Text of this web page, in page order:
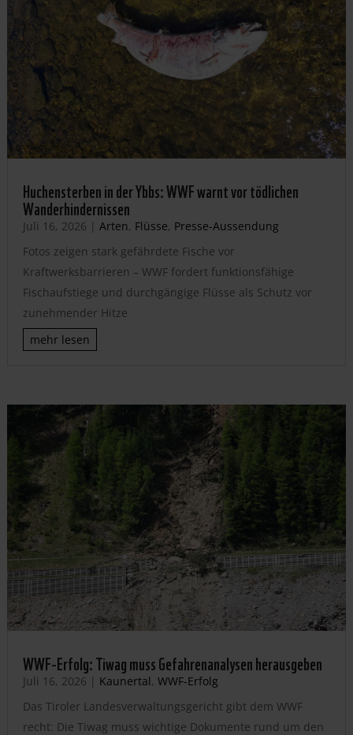
Huchensterben in der Ybbs: WWF warnt vor tödlichen
Wanderhindernissen
Juli 16, 2026 | Arten, Flüsse, Presse-Aussendung
Fotos zeigen stark gefährdete Fische vor
Kraftwerksbarrieren – WWF fordert funktionsfähige
Fischaufstiege und durchgängige Flüsse als Schutz vor
zunehmender Hitze
mehr lesen
WWF-Erfolg: Tiwag muss Gefahrenanalysen herausgeben
Juli 16, 2026 | Kaunertal, WWF-Erfolg
Das Tiroler Landesverwaltungsgericht gibt dem WWF
recht: Die Tiwag muss wichtige Dokumente rund um den